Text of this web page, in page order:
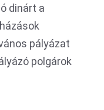
dinárt a
pályázat
polgárok